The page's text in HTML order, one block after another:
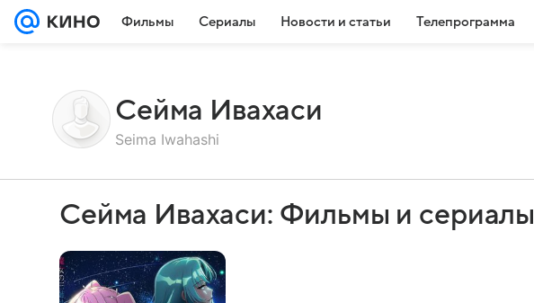
Фильмы Сериалы Новости и статьи Телепрограмма
Сейма Ивахаси
Seima Iwahashi
Сейма Ивахаси: Фильмы и сериалы